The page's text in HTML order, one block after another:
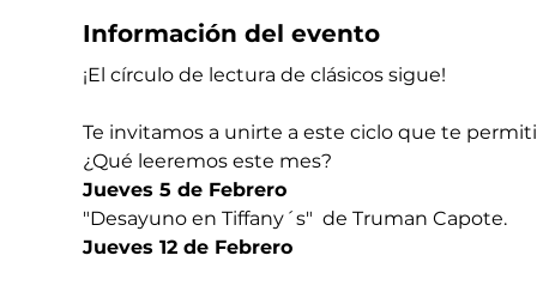
Información del evento
¡El círculo de lectura de clásicos sigue!
Te invitamos a unirte a este ciclo que te
¿Qué leeremos este mes?
​Jueves 5 de Febrero
"Desayuno en Tiffany´s"  de Truman Capote.
​Jueves 12 de Febrero